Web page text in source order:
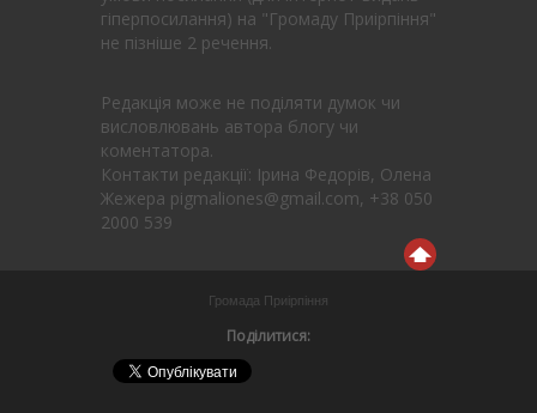
гіперпосилання) на "Громаду Приірпіння"
не пізніше 2 речення.
Редакція може не поділяти думок чи
висловлювань автора блогу чи
коментатора.
Контакти редакції: Ірина Федорів, Олена
Жежера pigmaliones@gmail.com, +38 050
2000 539
Громада Приірпіння
Поділитися: